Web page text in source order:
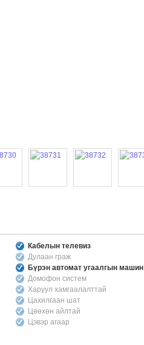
Кабелын телевиз
Дулаан граж
Бүрэн автомат угаалгын машин
Домофон систем
Харуул хамгаалалттай
Цахилгаан шат
Цөөхөн айлтай
Цэвэр агаар